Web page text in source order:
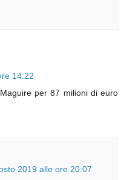
14:22
per 87 milioni di euro
2019 alle ore 20:07